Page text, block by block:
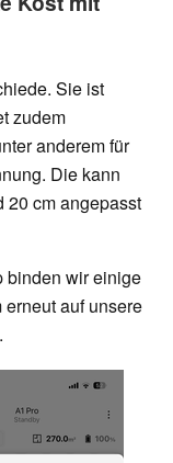
Sie ist
zudem
anderem für
Die kann
20 cm angepasst
binden wir einige
auf unsere
.